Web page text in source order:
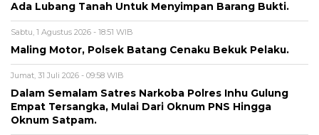
Ada Lubang Tanah Untuk Menyimpan Barang Bukti.
Sabtu, 1 Agustus 2026 - 18:51 WIB
Maling Motor, Polsek Batang Cenaku Bekuk Pelaku.
Jumat, 31 Juli 2026 - 09:58 WIB
Dalam Semalam Satres Narkoba Polres Inhu Gulung
Empat Tersangka, Mulai Dari Oknum PNS Hingga
Oknum Satpam.